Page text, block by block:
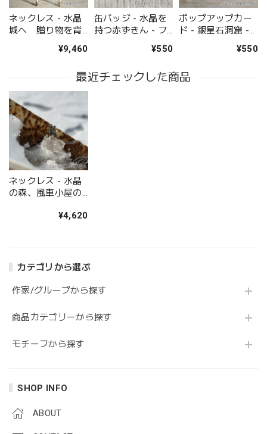
カテゴリから選ぶ
作家/グループから探す
商品カテゴリーから探す
モチーフから探す
SHOP INFO
ABOUT
ネックレス - 水晶
城へ 贈り物を背
リ社 - no30-fuy-15
¥9,460
缶バッジ - 水晶を
持つ赤ずきん - フ
¥550
ポップアップカー
ド - 銀星石洞窟 -
¥550
最近チェックした商品
ネックレス - 水晶
の森、風車小屋の
社 - no30-fuy-03
¥4,620